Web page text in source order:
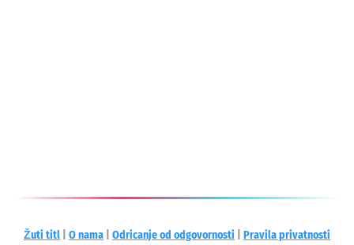
Žuti titl O nama Odricanje od odgovornosti Pravila privatnosti